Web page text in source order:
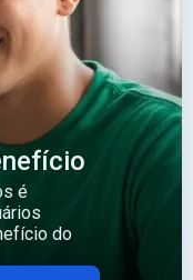
é
do